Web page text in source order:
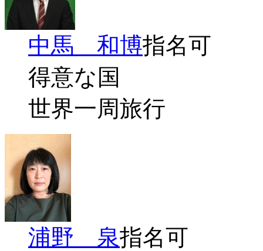
中馬 和博指名可
得意な国
世界一周旅行
浦野 泉指名可